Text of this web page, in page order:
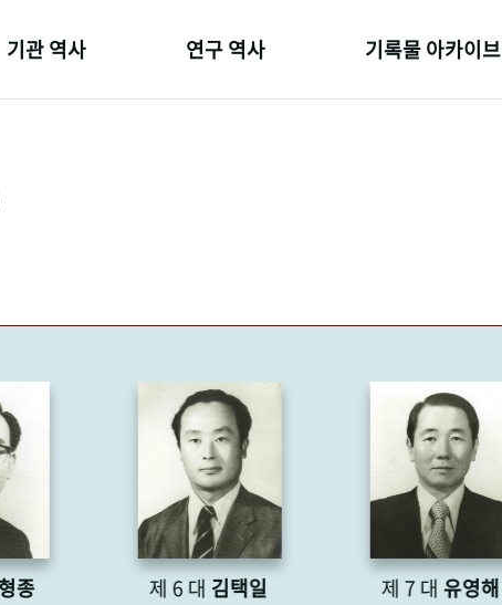
기관 역사 연구 역사 기록물 아카이브
제 6 대김택일 제 7 대유영해